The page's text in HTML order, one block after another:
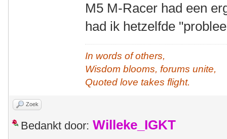
M5 M-Racer had een
had ik hetzelfde
In words of others,
Wisdom blooms, forums unite,
Quoted love takes flight.
Zoek
Bedankt door: Willeke_IGKT